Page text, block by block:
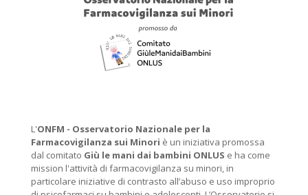
L'ONFM - Osservatorio Nazionale per la
Farmacovigilanza sui Minori è un iniziativa promossa
dal comitato Giù le mani dai bambini ONLUS e ha come
mission l'attività di farmacovigilanza su minori, in
particolare iniziative di contrasto all’abuso e uso improprio